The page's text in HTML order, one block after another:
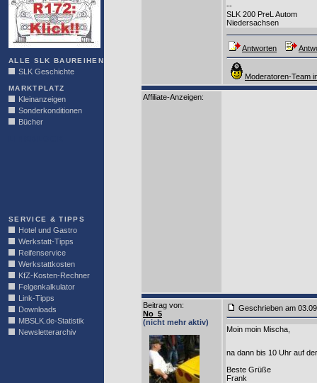
ALLE SLK BAUREIHEN
SLK Geschichte
MARKTPLATZ
Kleinanzeigen
Sonderkonditionen
Bücher
SERVICE & TIPPS
Hotel und Gastro
Werkstatt-Tipps
Reifenservice
Werkstattkosten
KfZ-Kosten-Rechner
Felgenkalkulator
Link-Tipps
Downloads
MBSLK.de-Statistik
Newsletterarchiv
--
SLK 200 PreL Autom
Niedersachsen
Antworten
Moderatoren-Team
Affiliate-Anzeigen:
Beitrag von:
No_5
(nicht mehr aktiv)
Geschrieben am
Moin moin Mischa,
na dann bis 10 Uhr auf
Beste Grüße
Frank